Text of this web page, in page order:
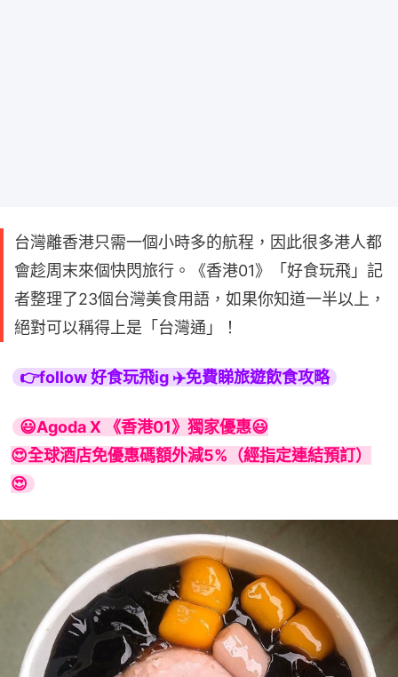
台灣離香港只需一個小時多的航程，因此很多港人都
會趁周末來個快閃旅行。《香港01》「好食玩飛」記
者整理了23個台灣美食用語，如果你知道一半以上，
絕對可以稱得上是「台灣通」！
👉follow 好食玩飛ig ✈️免費睇旅遊飲食攻略
😃Agoda X 《香港01》獨家優惠😃
😍全球酒店免優惠碼額外減5%（經指定連結預訂）
😍